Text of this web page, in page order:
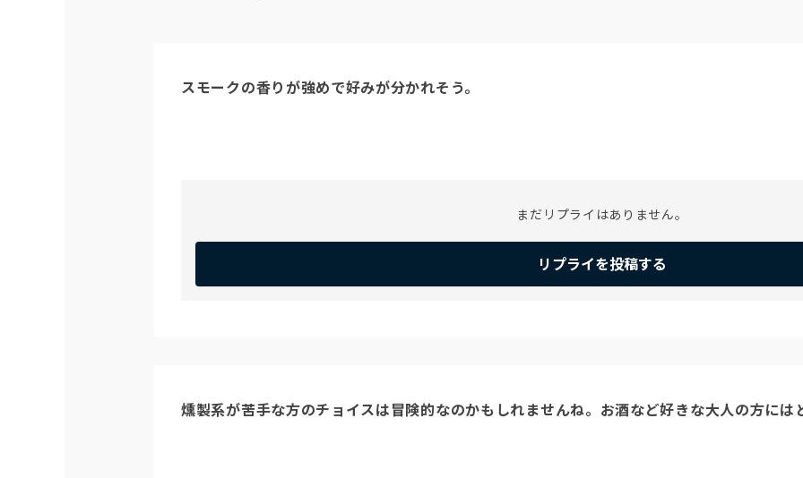
スモークの香りが強めで好みが分かれそう。
まだリプライはありません。
リプライを投稿する
燻製系が苦手な方のチョイスは冒険的なのかもしれませんね。お酒など好きな大人の方には